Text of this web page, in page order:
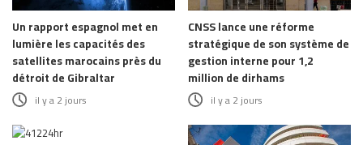
Un rapport espagnol met en
lumière les capacités des
satellites marocains près du
détroit de Gibraltar
il y a 2 jours
CNSS lance une réforme
stratégique de son système de
gestion interne pour 1,2
million de dirhams
il y a 2 jours